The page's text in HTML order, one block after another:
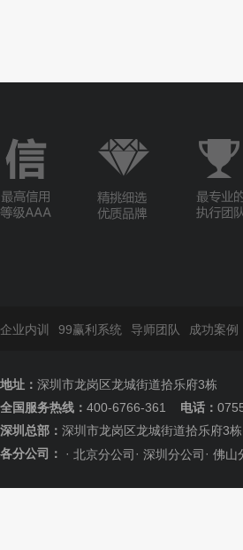
企业内训 99赢利系统 导师团队 成功案例
地址： 深圳市龙岗区龙城街道拾乐府3栋
全国服务热线： 400-6766-361 电话：
深圳总部： 深圳市龙岗区龙城街道拾乐府3栋
各分公司：
· 北京分公司 · 深圳分公司 · 佛山